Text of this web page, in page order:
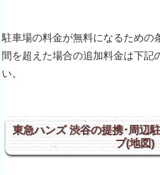
駐車場の料金が無料になるための
間を超えた場合の追加料金は下記
い。
東急ハンズ 渋谷の提携･周辺
プ(地図)